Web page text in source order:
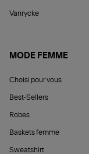
Vanrycke
MODE FEMME
Choisi pour vous
Best-Sellers
Robes
Baskets femme
Sweatshirt